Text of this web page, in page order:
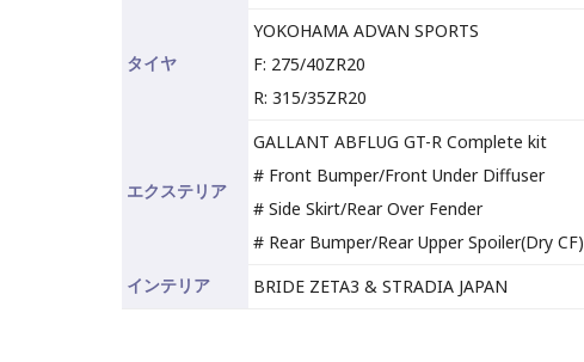
タイヤ
YOKOHAMA ADVAN SPORTS
F: 275/40ZR20
R: 315/35ZR20
エクステリア
GALLANT ABFLUG GT-R Complete kit
# Front Bumper/Front Under Diffuser
# Side Skirt/Rear Over Fender
# Rear Bumper/Rear Upper Spoiler(Dry CF)
インテリア
BRIDE ZETA3 & STRADIA JAPAN